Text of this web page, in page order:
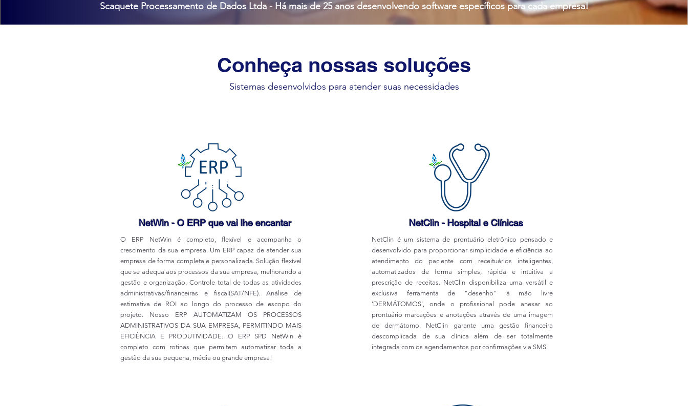
Scaquete Processamento de Dados Ltda - Há mais de 25 anos desenvolvendo software específicos para cada empresa!
Conheça nossas soluções
Sistemas desenvolvidos para atender suas necessidades
NetClin - Hospital e Clínicas
NetClin é um sistema de prontuário eletrônico pensado e
desenvolvido para proporcionar simplicidade e eficiência ao
atendimento do paciente com receituários inteligentes,
automatizados de forma simples, rápida e intuitiva a
prescrição de receitas. NetClin disponibiliza uma versátil e
exclusiva ferramenta de "desenho" à mão livre
'DERMÁTOMOS', onde o profissional pode anexar ao
prontuário marcações e anotações através de uma imagem
de dermátomo. NetClin garante uma gestão financeira
descomplicada de sua clínica além de ser totalmente
integrada com os agendamentos por confirmações via SMS.
NetWin - O ERP que vai lhe encantar
O ERP NetWin é completo, flexível e acompanha o
crescimento da sua empresa. Um ERP capaz de atender sua
empresa de forma completa e personalizada. Solução flexível
que se adequa aos processos da sua empresa, melhorando a
gestão e organização. Controle total de todas as atividades
administrativas/financeiras e fiscal(SAT/NFE). Análise de
estimativa de ROI ao longo do processo de escopo do
projeto. Nosso ERP AUTOMATIZAM OS PROCESSOS
ADMINISTRATIVOS DA SUA EMPRESA, PERMITINDO MAIS
EFICIÊNCIA E PRODUTIVIDADE. O ERP SPD NetWin é
completo com rotinas que permitem automatizar toda a
gestão da sua pequena, média ou grande empresa!